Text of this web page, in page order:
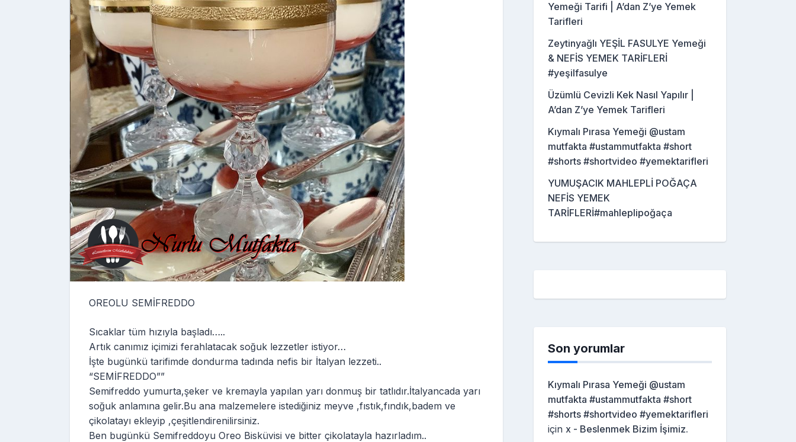
OREOLU SEMİFREDDO
Sıcaklar tüm hızıyla başladı…..
Artık canımız içimizi ferahlatacak soğuk lezzetler istiyor…
İşte bugünkü tarifimde dondurma tadında nefis bir İtalyan lezzeti..
“SEMİFREDDO””
Semifreddo yumurta,şeker ve kremayla yapılan yarı donmuş bir tatlıdır.İtalyancada yarı
soğuk anlamına gelir.Bu ana malzemelere istediğiniz meyve ,fıstık,fındık,badem ve
çikolatayı ekleyip ,çeşitlendirenilirsiniz.
Ben bugünkü Semifreddoyu Oreo Bisküvisi ve bitter çikolatayla hazırladım..
Yemeği Tarifi | A’dan Z’ye Yemek
Tarifleri
Zeytinyağlı YEŞİL FASULYE Yemeği
& NEFİS YEMEK TARİFLERİ
#yeşilfasulye
Üzümlü Cevizli Kek Nasıl Yapılır |
A’dan Z’ye Yemek Tarifleri
Kıymalı Pırasa Yemeği @ustam
mutfakta #ustammutfakta #short
#shorts #shortvideo #yemektarifleri
YUMUŞACIK MAHLEPLİ POĞAÇA
NEFİS YEMEK
TARİFLERİ#mahleplipoğaça
Son yorumlar
Kıymalı Pırasa Yemeği @ustam
mutfakta #ustammutfakta #short
#shorts #shortvideo #yemektarifleri
için x - Beslenmek Bizim İşimiz.